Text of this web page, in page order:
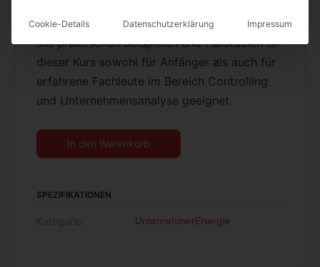
Mit praktischen Beispielen und Fallstudien ist
dieser Kurs sowohl für Anfänger als auch für
erfahrene Fachleute im Bereich Controlling
und Unternehmensanalyse geeignet.
In den Warenkorb
SPEZIFIKATIONEN
UnternehmerEnergie
Cookie-Details Datenschutzerklärung Impressum